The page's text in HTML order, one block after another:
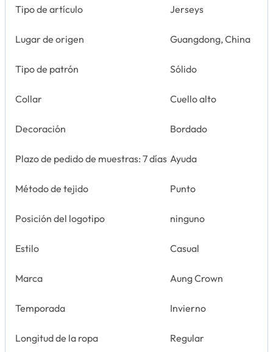
Tipo de artículo Jerseys
Lugar de origen Guangdong, China
Tipo de patrón Sólido
Collar Cuello alto
Decoración Bordado
Plazo de pedido de muestras: 7 días Ayuda
Método de tejido Punto
Posición del logotipo ninguno
Estilo Casual
Marca Aung Crown
Temporada Invierno
Longitud de la ropa Regular